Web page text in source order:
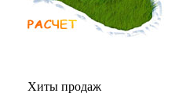
Хиты продаж